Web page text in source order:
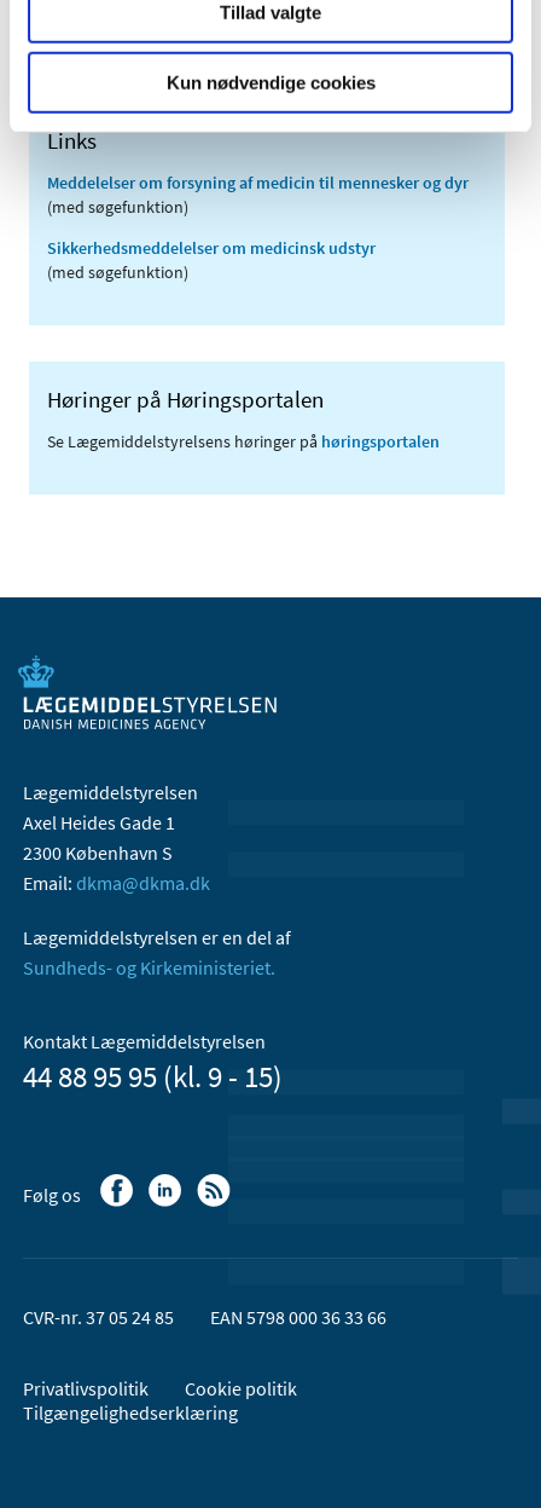
Tillad valgte
Kun nødvendige cookies
2005 (2)
Links
Meddelelser om forsyning af medicin til mennesker og dyr
(med søgefunktion)
Sikkerhedsmeddelelser om medicinsk udstyr
(med søgefunktion)
Høringer på Høringsportalen
Se Lægemiddelstyrelsens høringer på høringsportalen
Lægemiddelstyrelsen
Axel Heides Gade 1
2300 København S
Email: dkma@dkma.dk
Lægemiddelstyrelsen er en del af
Sundheds- og Kirkeministeriet.
Kontakt Lægemiddelstyrelsen
44 88 95 95 (kl. 9 - 15)
Følg os
CVR-nr. 37 05 24 85 EAN 5798 000 36 33 66
Privatlivspolitik
Cookie politik
Tilgængelighedserklæring